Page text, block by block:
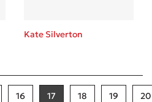
Kate Silverton
16 17 18 19 20